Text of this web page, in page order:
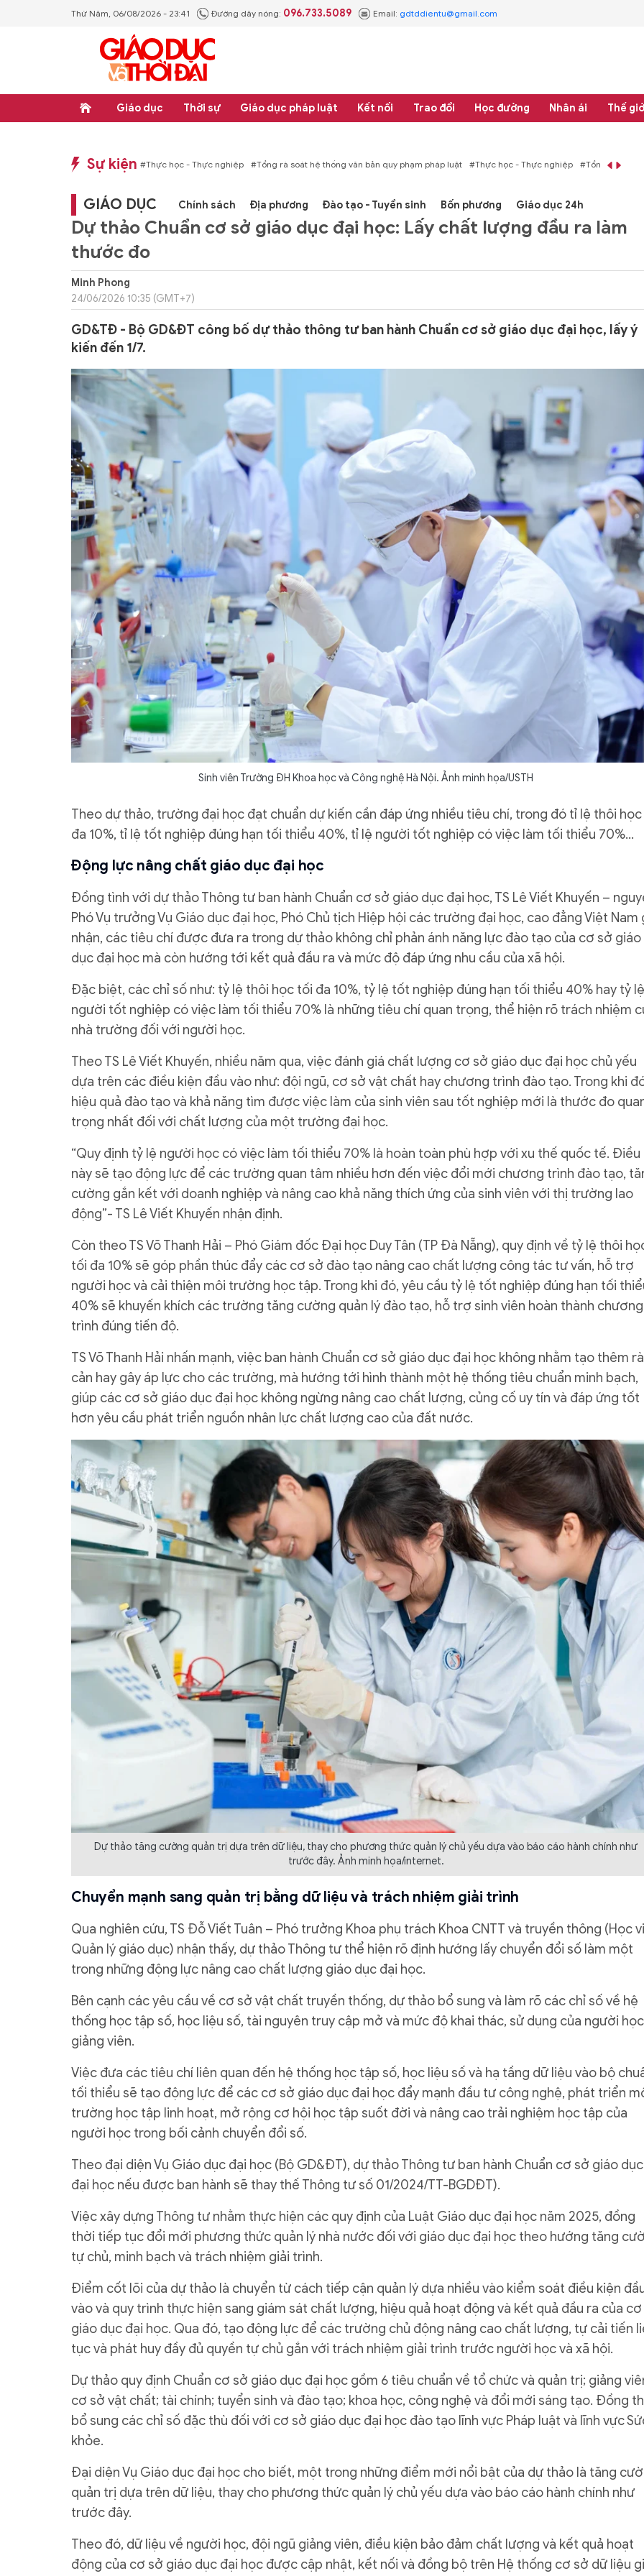
Thứ Năm, 06/08/2026 - 23:41 Đường dây nóng: 096.733.5089 Email: gdtddientu@gmail.com
Giáo dục Thời sự Giáo dục pháp luật Kết nối Trao đổi Học đường Nhân ái Thế
Sự kiện
#Thực học - Thực nghiệp #Tổng rà soát hệ thống văn bản quy phạm pháp luật #Thực học - Thực nghiệp #Tổng rà soát hệ thống văn bản quy phạm
GIÁO DỤC Chính sách Địa phương Đào tạo - Tuyển sinh Bốn phương Giáo dục 24h
Dự thảo Chuẩn cơ sở giáo dục đại học: Lấy chất lượng đầu ra làm
thước đo
Minh Phong
24/06/2026 10:35 (GMT+7)
GD&TĐ - Bộ GD&ĐT công bố dự thảo thông tư ban hành Chuẩn cơ sở giáo dục đại học, lấy ý
kiến đến 1/7.
Sinh viên Trường ĐH Khoa học và Công nghệ Hà Nội. Ảnh minh họa/USTH
Theo dự thảo, trường đại học đạt chuẩn dự kiến cần đáp ứng nhiều tiêu chí, trong đó tỉ lệ thôi
đa 10%, tỉ lệ tốt nghiệp đúng hạn tối thiểu 40%, tỉ lệ người tốt nghiệp có việc làm tối thiểu 70%...
Động lực nâng chất giáo dục đại học
Đồng tình với dự thảo Thông tư ban hành Chuẩn cơ sở giáo dục đại học, TS Lê Viết Khuyến –
Phó Vụ trưởng Vụ Giáo dục đại học, Phó Chủ tịch Hiệp hội các trường đại học, cao đẳng Việt Nam
nhận, các tiêu chí được đưa ra trong dự thảo không chỉ phản ánh năng lực đào tạo của cơ sở giáo
dục đại học mà còn hướng tới kết quả đầu ra và mức độ đáp ứng nhu cầu của xã hội.
Đặc biệt, các chỉ số như: tỷ lệ thôi học tối đa 10%, tỷ lệ tốt nghiệp đúng hạn tối thiểu 40% hay tỷ lệ
người tốt nghiệp có việc làm tối thiểu 70% là những tiêu chí quan trọng, thể hiện rõ trách nhiệm
nhà trường đối với người học.
Theo TS Lê Viết Khuyến, nhiều năm qua, việc đánh giá chất lượng cơ sở giáo dục đại học chủ yếu
dựa trên các điều kiện đầu vào như: đội ngũ, cơ sở vật chất hay chương trình đào tạo. Trong khi
hiệu quả đào tạo và khả năng tìm được việc làm của sinh viên sau tốt nghiệp mới là thước đo
trọng nhất đối với chất lượng của một trường đại học.
“Quy định tỷ lệ người học có việc làm tối thiểu 70% là hoàn toàn phù hợp với xu thế quốc tế. Điều
này sẽ tạo động lực để các trường quan tâm nhiều hơn đến việc đổi mới chương trình đào tạo,
cường gắn kết với doanh nghiệp và nâng cao khả năng thích ứng của sinh viên với thị trường lao
động”- TS Lê Viết Khuyến nhận định.
Còn theo TS Võ Thanh Hải – Phó Giám đốc Đại học Duy Tân (TP Đà Nẵng), quy định về tỷ lệ thôi
tối đa 10% sẽ góp phần thúc đẩy các cơ sở đào tạo nâng cao chất lượng công tác tư vấn, hỗ trợ
người học và cải thiện môi trường học tập. Trong khi đó, yêu cầu tỷ lệ tốt nghiệp đúng hạn tối
40% sẽ khuyến khích các trường tăng cường quản lý đào tạo, hỗ trợ sinh viên hoàn thành chương
trình đúng tiến độ.
TS Võ Thanh Hải nhấn mạnh, việc ban hành Chuẩn cơ sở giáo dục đại học không nhằm tạo thêm
cản hay gây áp lực cho các trường, mà hướng tới hình thành một hệ thống tiêu chuẩn minh bạch,
giúp các cơ sở giáo dục đại học không ngừng nâng cao chất lượng, củng cố uy tín và đáp ứng tốt
hơn yêu cầu phát triển nguồn nhân lực chất lượng cao của đất nước.
Dự thảo tăng cường quản trị dựa trên dữ liệu, thay cho phương thức quản lý chủ yếu dựa vào báo cáo hành chính như
trước đây. Ảnh minh họa/internet.
Chuyển mạnh sang quản trị bằng dữ liệu và trách nhiệm giải trình
Qua nghiên cứu, TS Đỗ Viết Tuân – Phó trưởng Khoa phụ trách Khoa CNTT và truyền thông (Học
Quản lý giáo dục) nhận thấy, dự thảo Thông tư thể hiện rõ định hướng lấy chuyển đổi số làm một
trong những động lực nâng cao chất lượng giáo dục đại học.
Bên cạnh các yêu cầu về cơ sở vật chất truyền thống, dự thảo bổ sung và làm rõ các chỉ số về hệ
thống học tập số, học liệu số, tài nguyên truy cập mở và mức độ khai thác, sử dụng của người
giảng viên.
Việc đưa các tiêu chí liên quan đến hệ thống học tập số, học liệu số và hạ tầng dữ liệu vào bộ
tối thiểu sẽ tạo động lực để các cơ sở giáo dục đại học đẩy mạnh đầu tư công nghệ, phát triển
trường học tập linh hoạt, mở rộng cơ hội học tập suốt đời và nâng cao trải nghiệm học tập của
người học trong bối cảnh chuyển đổi số.
Theo đại diện Vụ Giáo dục đại học (Bộ GD&ĐT), dự thảo Thông tư ban hành Chuẩn cơ sở giáo dục
đại học nếu được ban hành sẽ thay thế Thông tư số 01/2024/TT-BGDĐT).
Việc xây dựng Thông tư nhằm thực hiện các quy định của Luật Giáo dục đại học năm 2025, đồng
thời tiếp tục đổi mới phương thức quản lý nhà nước đối với giáo dục đại học theo hướng tăng
tự chủ, minh bạch và trách nhiệm giải trình.
Điểm cốt lõi của dự thảo là chuyển từ cách tiếp cận quản lý dựa nhiều vào kiểm soát điều kiện
vào và quy trình thực hiện sang giám sát chất lượng, hiệu quả hoạt động và kết quả đầu ra của
giáo dục đại học. Qua đó, tạo động lực để các trường chủ động nâng cao chất lượng, tự cải tiến
tục và phát huy đầy đủ quyền tự chủ gắn với trách nhiệm giải trình trước người học và xã hội.
Dự thảo quy định Chuẩn cơ sở giáo dục đại học gồm 6 tiêu chuẩn về tổ chức và quản trị; giảng
cơ sở vật chất; tài chính; tuyển sinh và đào tạo; khoa học, công nghệ và đổi mới sáng tạo. Đồng
bổ sung các chỉ số đặc thù đối với cơ sở giáo dục đại học đào tạo lĩnh vực Pháp luật và lĩnh vực
khỏe.
Đại diện Vụ Giáo dục đại học cho biết, một trong những điểm mới nổi bật của dự thảo là tăng
quản trị dựa trên dữ liệu, thay cho phương thức quản lý chủ yếu dựa vào báo cáo hành chính như
trước đây.
Theo đó, dữ liệu về người học, đội ngũ giảng viên, điều kiện bảo đảm chất lượng và kết quả hoạt
động của cơ sở giáo dục đại học được cập nhật, kết nối và đồng bộ trên Hệ thống cơ sở dữ liệu